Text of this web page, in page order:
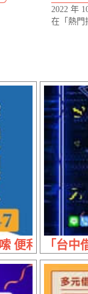
2022 年
在「熱門
便利借貸不
「台